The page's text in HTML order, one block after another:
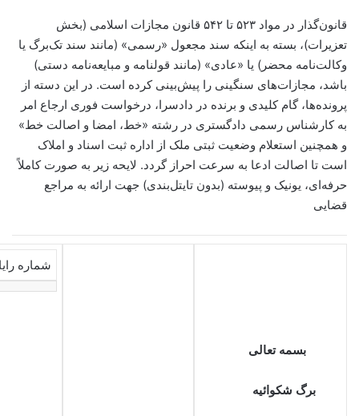
قانون‌گذار در مواد ۵۲۳ تا ۵۴۲ قانون مجازات اسلامی (بخش
تعزیرات)، بسته به اینکه سند مجعول «رسمی» (مانند سند تک‌برگ یا
وکالت‌نامه محضر) یا «عادی» (مانند قولنامه و مبایعه‌نامه دستی)
باشد، مجازات‌های سنگینی را پیش‌بینی کرده است. در این دسته از
پرونده‌ها، گام کلیدی و برنده در دادسرا، درخواست فوری ارجاع امر
به کارشناس رسمی دادگستری در رشته «خط، امضا و اصالت خط»
و همچنین استعلام وضعیت ثبتی ملک از اداره ثبت اسناد و املاک
است تا اصالت ادعا به سرعت احراز گردد. لایحه زیر به صورت کاملاً
حرفه‌ای، یونیک و پیوسته (بدون تایتل‌بندی) جهت ارائه به مراجع
قضایی
بسمه تعالی
برگ شکوائیه
شماره رایانه